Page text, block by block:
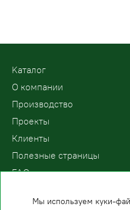
Kаталог
О компании
Производство
Проекты
Клиенты
Полезные страницы
FAQ
Мы используем куки-